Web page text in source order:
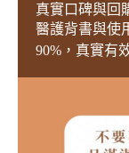
真實口碑與回
醫護背書與使
90%，真實有